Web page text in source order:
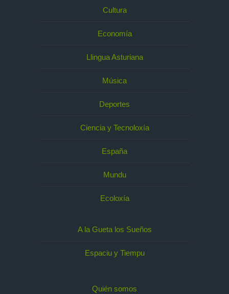
Cultura
Economía
Llingua Asturiana
Música
Deportes
Ciencia y Tecnoloxía
España
Mundu
Ecoloxía
A la Gueta los Sueños
Espaciu y Tiempu
Quién somos